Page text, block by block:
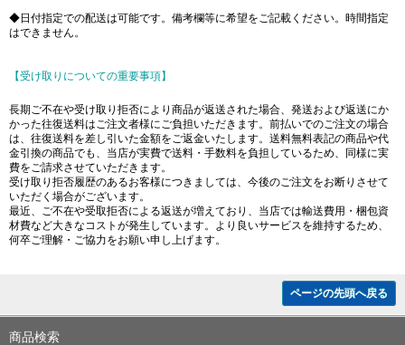
◆日付指定での配送は可能です。備考欄等に希望をご記載ください。時間指定
はできません。
【受け取りについての重要事項】
長期ご不在や受け取り拒否により商品が返送された場合、発送および返送にか
かった往復送料はご注文者様にご負担いただきます。前払いでのご注文の場合
は、往復送料を差し引いた金額をご返金いたします。送料無料表記の商品や代
金引換の商品でも、当店が実費で送料・手数料を負担しているため、同様に実
費をご請求させていただきます。
受け取り拒否履歴のあるお客様につきましては、今後のご注文をお断りさせて
いただく場合がございます。
最近、ご不在や受取拒否による返送が増えており、当店では輸送費用・梱包資
材費など大きなコストが発生しています。より良いサービスを維持するため、
何卒ご理解・ご協力をお願い申し上げます。
ページの先頭へ戻る
商品検索